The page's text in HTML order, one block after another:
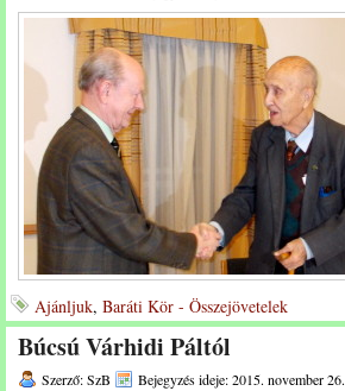
Ajánljuk, Baráti Kör - Összejövetelek
Búcsú Várhidi Páltól
Szerző: SzB Bejegyzés ideje: 2015. november 26.